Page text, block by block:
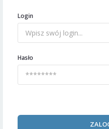
Login
Hasło